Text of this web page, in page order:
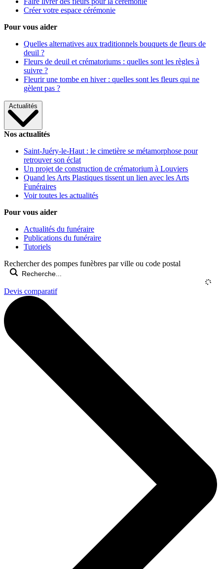
Créer votre espace cérémonie
Pour vous aider
Quelles alternatives aux traditionnels bouquets de fleurs de
deuil ?
Fleurs de deuil et crématoriums : quelles sont les règles à
suivre ?
Fleurir une tombe en hiver : quelles sont les fleurs qui ne
gèlent pas ?
Actualités
Nos actualités
Saint-Juéry-le-Haut : le cimetière se métamorphose pour
retrouver son éclat
Un projet de construction de crématorium à Louviers
Quand les Arts Plastiques tissent un lien avec les Arts
Funéraires
Voir toutes les actualités
Pour vous aider
Actualités du funéraire
Publications du funéraire
Tutoriels
Rechercher des pompes funèbres par ville ou code postal
Devis comparatif